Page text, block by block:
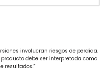
involucran riesgos de perdida.
debe ser interpretada como
resultados.”